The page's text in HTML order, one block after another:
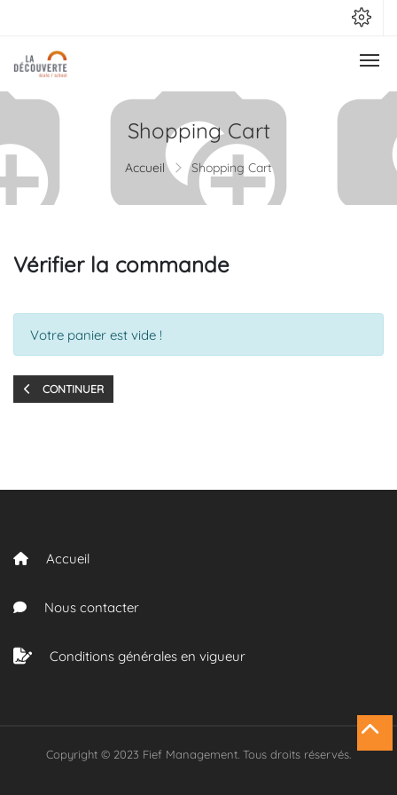
Shopping Cart
Accueil Shopping Cart
Vérifier la commande
Votre panier est vide !
CONTINUER
Accueil
Nous contacter
Conditions générales en vigueur
Copyright © 2023 Fief Management. Tous droits réservés.